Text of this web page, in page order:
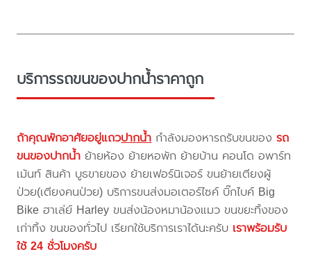
บริการรถขนของปากน้ำราคาถูก
ถ้าคุณพักอาศัยอยู่แถวปากน้ำ กำลังมองหารถรับขนของรถ
ขนของปากน้ำ ย้ายห้อง ย้ายหอพัก ย้ายบ้าน คอนโด อพาร์ท
เม้นท์ สินค้า บูธขายของ ย้ายเฟอร์นิเจอร์ ขนย้ายเตียงผู้
ป่วย(เตียงคนป่วย) บริการขนส่งมอเตอร์ไซค์ บิ๊กไบค์ Big
Bike ฮาเล่ย์ Harley ขนส่งน้องหมาน้องแมว ขนขยะทิ้งของ
เก่าทิ้ง ขนของทั่วไป เรียกใช้บริการเราได้นะครับ เราพร้อมรับ
ใช้ 24 ชั่วโมงครับ